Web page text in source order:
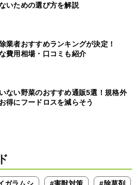
いための選び方を解説
業者おすすめランキングが決定！
費用相場・口コミも紹介
ない野菜のおすすめ通販5選！規格外
得にフードロスを減らそう